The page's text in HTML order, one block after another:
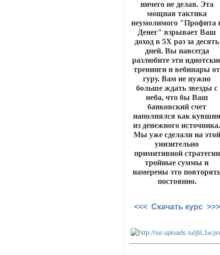
ничего не делая. Эта
мощная тактика
неумолимого "Профита
Денег" взрывает Ваш
доход в 5Х раз за десять
дней. Вы навсегда
разлюбите эти
тренинги и вебинары от
гуру. Вам не нужно
больше ждать звезды с
неба, что бы Ваш
банковский счет
наполнялся как
из денежного
Мы уже сделали на этой
унизительно
примитивной стратегии
тройные суммы и
намерены это
постоянно.
<<< Скачать курс >>>